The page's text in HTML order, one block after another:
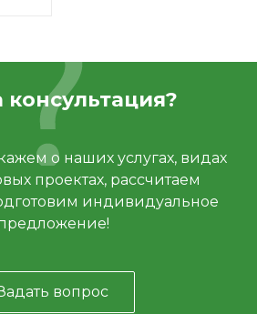
о наших услугах, видах
проектах, рассчитаем
индивидуальное
вопрос